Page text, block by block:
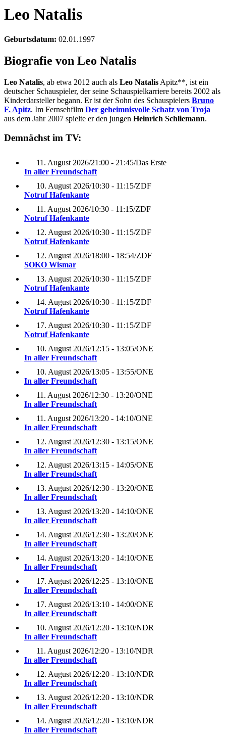
Leo Natalis
Geburtsdatum: 02.01.1997
Biografie von Leo Natalis
Leo Natalis, ab etwa 2012 auch als Leo Natalis Apitz**, ist ein
deutscher Schauspieler, der seine Schauspielkarriere bereits 2002 als
Kinderdarsteller begann. Er ist der Sohn des Schauspielers Bruno
F. Apitz. Im Fernsehfilm Der geheimnisvolle Schatz von Troja
aus dem Jahr 2007 spielte er den jungen Heinrich Schliemann.
Demnächst im TV:
11. August 2026/21:00 - 21:45/Das Erste
In aller Freundschaft
10. August 2026/10:30 - 11:15/ZDF
Notruf Hafenkante
11. August 2026/10:30 - 11:15/ZDF
Notruf Hafenkante
12. August 2026/10:30 - 11:15/ZDF
Notruf Hafenkante
12. August 2026/18:00 - 18:54/ZDF
SOKO Wismar
13. August 2026/10:30 - 11:15/ZDF
Notruf Hafenkante
14. August 2026/10:30 - 11:15/ZDF
Notruf Hafenkante
17. August 2026/10:30 - 11:15/ZDF
Notruf Hafenkante
10. August 2026/12:15 - 13:05/ONE
In aller Freundschaft
10. August 2026/13:05 - 13:55/ONE
In aller Freundschaft
11. August 2026/12:30 - 13:20/ONE
In aller Freundschaft
11. August 2026/13:20 - 14:10/ONE
In aller Freundschaft
12. August 2026/12:30 - 13:15/ONE
In aller Freundschaft
12. August 2026/13:15 - 14:05/ONE
In aller Freundschaft
13. August 2026/12:30 - 13:20/ONE
In aller Freundschaft
13. August 2026/13:20 - 14:10/ONE
In aller Freundschaft
14. August 2026/12:30 - 13:20/ONE
In aller Freundschaft
14. August 2026/13:20 - 14:10/ONE
In aller Freundschaft
17. August 2026/12:25 - 13:10/ONE
In aller Freundschaft
17. August 2026/13:10 - 14:00/ONE
In aller Freundschaft
10. August 2026/12:20 - 13:10/NDR
In aller Freundschaft
11. August 2026/12:20 - 13:10/NDR
In aller Freundschaft
12. August 2026/12:20 - 13:10/NDR
In aller Freundschaft
13. August 2026/12:20 - 13:10/NDR
In aller Freundschaft
14. August 2026/12:20 - 13:10/NDR
In aller Freundschaft